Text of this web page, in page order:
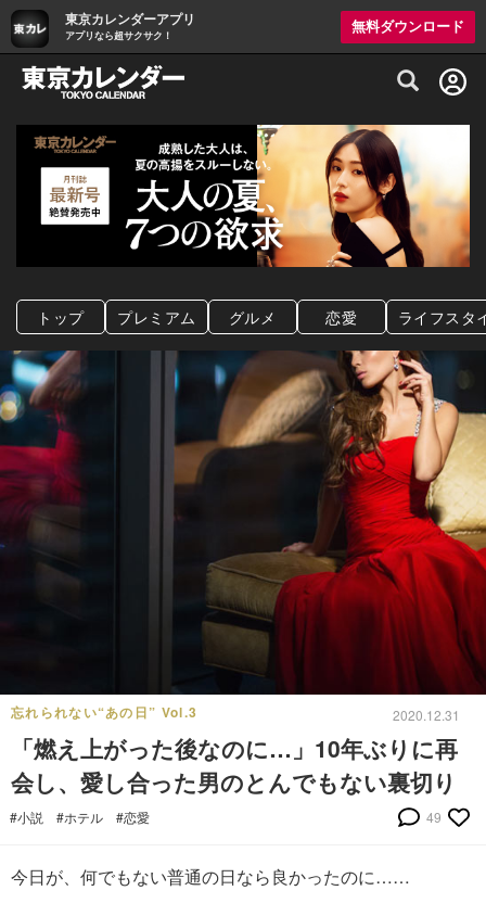
東京カレンダーアプリ
アプリなら超サクサク！
無料ダウンロード
グルメ情報・プレミアムレストラン予約
トップ プレミアム グルメ 恋愛 ライフスタ
忘れられない“あの日” Vol.3 2020.12.31
「燃え上がった後なのに…」10年ぶりに再
会し、愛し合った男のとんでもない裏切り
#小説 #ホテル #恋愛 49
今日が、何でもない普通の日なら良かったのに……